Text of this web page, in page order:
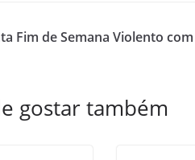
Fim de Semana Violento
gostar também